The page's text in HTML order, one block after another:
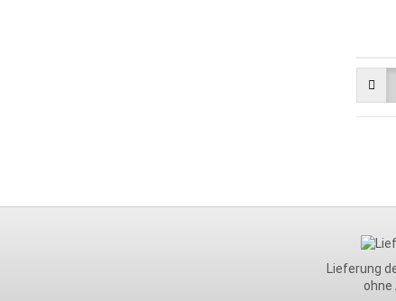
Lieferung
ohne